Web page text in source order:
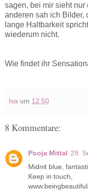
sagen, bei mir sieht
anderen sah ich Bilder,
lange Haltbarkeit
wiederum nicht.
Wie findet ihr
Isa um 12:50
8 Kommentare:
Pooja Mittal 29.
Midnit blue,
Keep in touch,